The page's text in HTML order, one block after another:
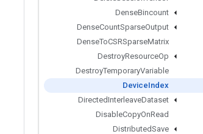
DenseBincount
DenseCountSparseOutput
DenseToCSRSparseMatrix
DestroyResourceOp
DestroyTemporaryVariable
DeviceIndex
DirectedInterleaveDataset
DisableCopyOnRead
DistributedSave